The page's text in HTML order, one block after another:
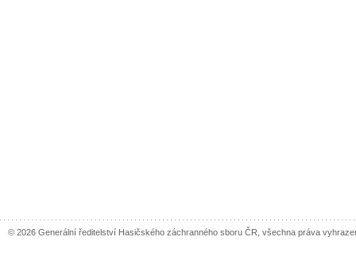
© 2026 Generální ředitelství Hasičského záchranného sboru ČR, všechna práva